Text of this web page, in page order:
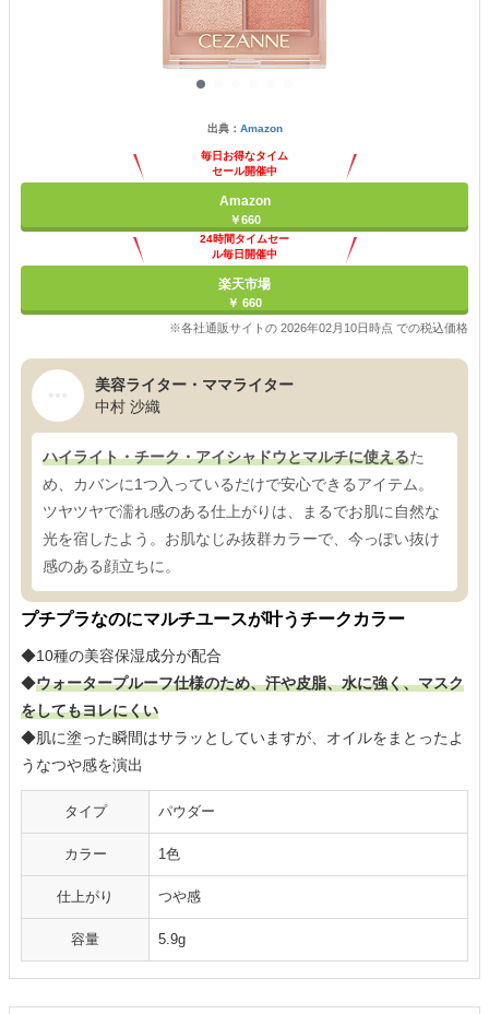
出典： Amazon
毎日お得なタイム
セール開催中
Amazon
￥660
24時間タイムセー
ル毎日開催中
楽天市場
￥ 660
※各社通販サイトの 2026年02月10日時点 での税込価格
美容ライター・ママライター
中村 沙織
ハイライト・チーク・アイシャドウとマルチに使えるた
め、カバンに1つ入っているだけで安心できるアイテム。
ツヤツヤで濡れ感のある仕上がりは、まるでお肌に自然な
光を宿したよう。お肌なじみ抜群カラーで、今っぽい抜け
感のある顔立ちに。
プチプラなのにマルチユースが叶うチークカラー
◆10種の美容保湿成分が配合
◆ウォータープルーフ仕様のため、汗や皮脂、水に強く、マスク
をしてもヨレにくい
◆肌に塗った瞬間はサラッとしていますが、オイルをまとったよ
うなつや感を演出
タイプ パウダー
カラー 1色
仕上がり つや感
容量 5.9g